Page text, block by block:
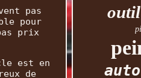
pas
pour
prix
est en
de
outil
auto